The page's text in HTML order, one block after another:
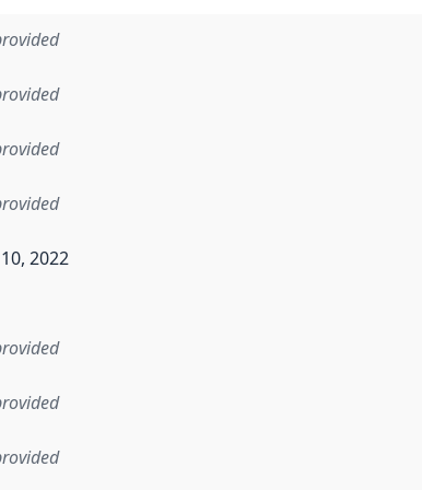
in this dataset was first released. It may have
2022